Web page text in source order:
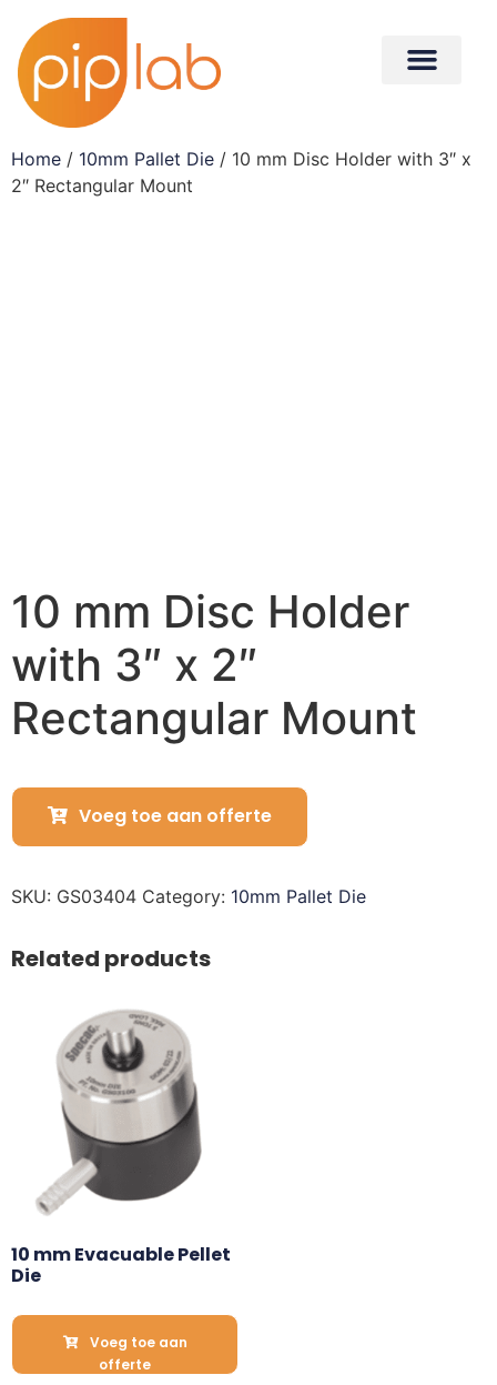
Home / 10mm Pallet Die / 10 mm Disc Holder with 3″ x
2″ Rectangular Mount
10 mm Disc Holder
with 3″ x 2″
Rectangular Mount
Voeg toe aan offerte
SKU: GS03404 Category: 10mm Pallet Die
Related products
10 mm Evacuable Pellet
Die
Voeg toe aan
offerte